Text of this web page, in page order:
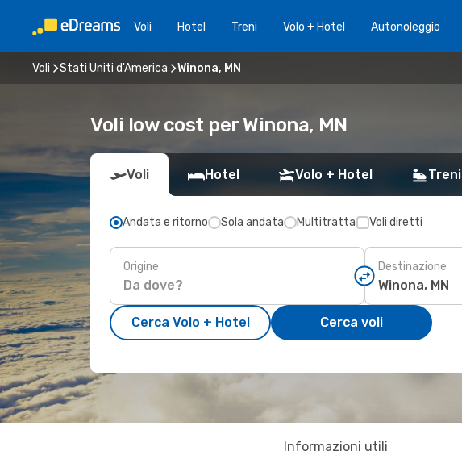
Voli Hotel Treni Volo + Hotel Autonoleggio
Voli Stati Uniti d'America Winona, MN
Voli low cost per Winona, MN
Voli Hotel Volo + Hotel Treni
Andata e ritorno Sola andata Multitratta Voli diretti
Origine Destinazione
Cerca Volo + Hotel Cerca voli
Informazioni utili